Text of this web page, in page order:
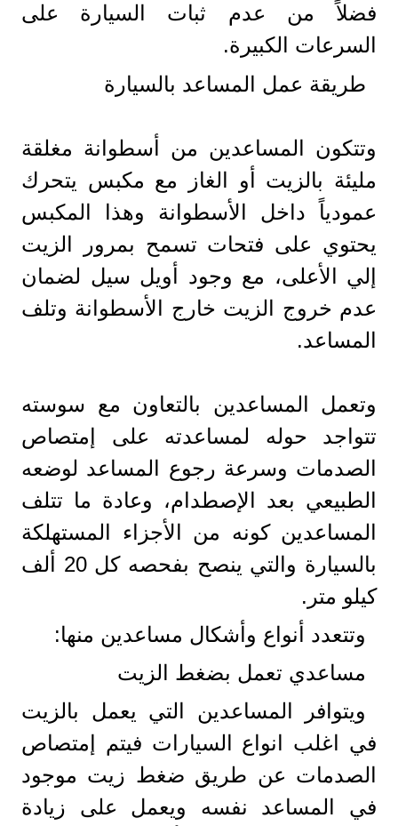
فضلاً من عدم ثبات السيارة على
السرعات الكبيرة.
طريقة عمل المساعد بالسيارة
وتتكون المساعدين من أسطوانة مغلقة
مليئة بالزيت أو الغاز مع مكبس يتحرك
عمودياً داخل الأسطوانة وهذا المكبس
يحتوي على فتحات تسمح بمرور الزيت
إلي الأعلى، مع وجود أويل سيل لضمان
عدم خروج الزيت خارج الأسطوانة وتلف
المساعد.
وتعمل المساعدين بالتعاون مع سوسته
تتواجد حوله لمساعدته على إمتصاص
الصدمات وسرعة رجوع المساعد لوضعه
الطبيعي بعد الإصطدام، وعادة ما تتلف
المساعدين كونه من الأجزاء المستهلكة
بالسيارة والتي ينصح بفحصه كل 20 ألف
كيلو متر.
وتتعدد أنواع وأشكال مساعدين منها:
مساعدي تعمل بضغط الزيت
ويتوافر المساعدين التي يعمل بالزيت
في اغلب انواع السيارات فيتم إمتصاص
الصدمات عن طريق ضغط زيت موجود
في المساعد نفسه ويعمل على زيادة